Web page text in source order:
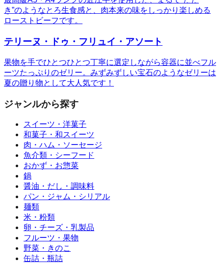
き”のようなとろ生食感と、肉本来の味をしっかり楽しめる
ローストビーフです。
テリーヌ・ドゥ・フリュイ・アソート
果物を手でひとつひとつ丁寧に選定しながら容器に並べフル
ーツたっぷりのゼリー。みずみずしい宝石のようなゼリーは
夏の贈り物として大人気です！
ジャンルから探す
スイーツ・洋菓子
和菓子・和スイーツ
肉・ハム・ソーセージ
魚介類・シーフード
おかず・お惣菜
鍋
醤油・だし・調味料
パン・ジャム・シリアル
麺類
米・粉類
卵・チーズ・乳製品
フルーツ・果物
野菜・きのこ
缶詰・瓶詰